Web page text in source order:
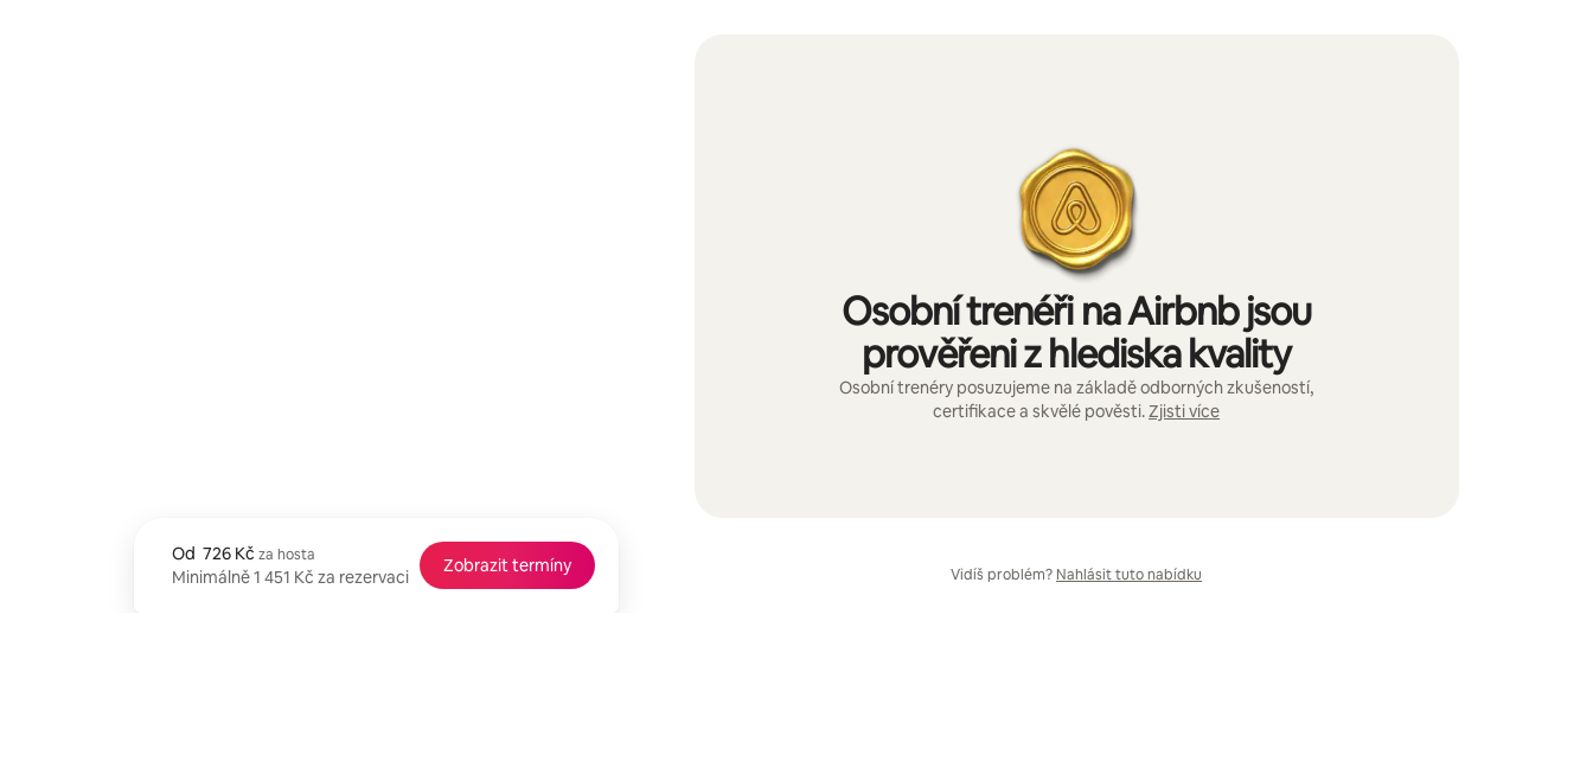
Od 726 Kč za hosta
Od 726 Kč za hosta
Minimálně 1 451 Kč za rezervaci
Zobrazit termíny
Osobní trenéři na Airbnb jsou
prověřeni z hlediska kvality
Osobní trenéry posuzujeme na základě odborných zkušeností,
certifikace a skvělé pověsti.Zjisti více
Vidíš problém? Nahlásit tuto nabídku